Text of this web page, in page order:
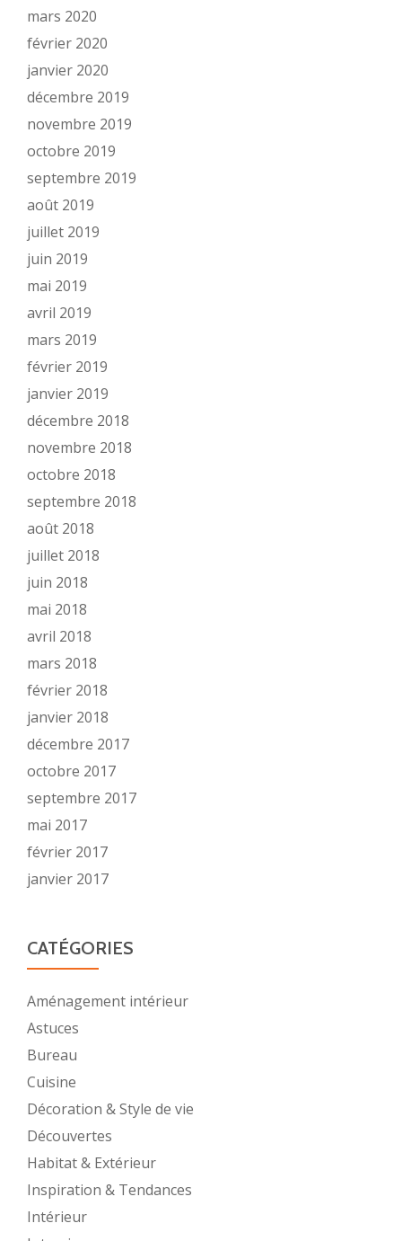
mars 2020
février 2020
janvier 2020
décembre 2019
novembre 2019
octobre 2019
septembre 2019
août 2019
juillet 2019
juin 2019
mai 2019
avril 2019
mars 2019
février 2019
janvier 2019
décembre 2018
novembre 2018
octobre 2018
septembre 2018
août 2018
juillet 2018
juin 2018
mai 2018
avril 2018
mars 2018
février 2018
janvier 2018
décembre 2017
octobre 2017
septembre 2017
mai 2017
février 2017
janvier 2017
CATÉGORIES
Aménagement intérieur
Astuces
Bureau
Cuisine
Décoration & Style de vie
Découvertes
Habitat & Extérieur
Inspiration & Tendances
Intérieur